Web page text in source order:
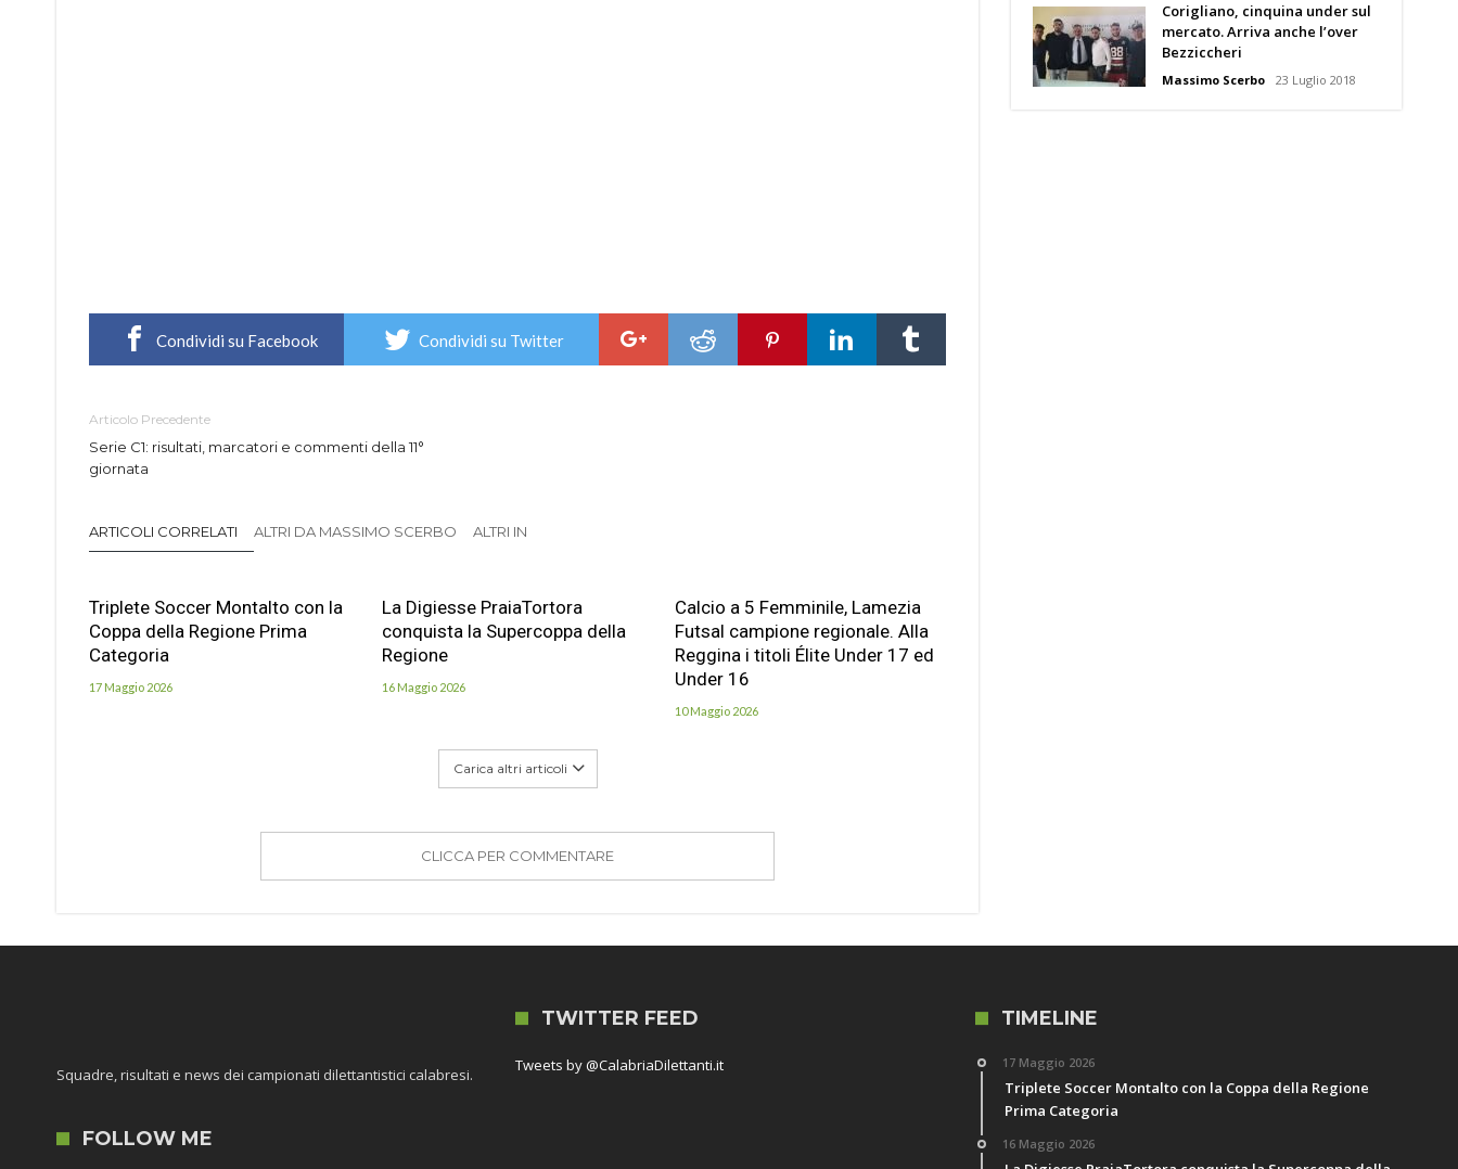
Condividi su Facebook Condividi su Twitter
Articolo Precedente
Serie C1: risultati, marcatori e commenti della 11°
giornata
ARTICOLI CORRELATI ALTRI DA MASSIMO SCERBO ALTRI IN
Triplete Soccer Montalto con la
Coppa della Regione Prima
Categoria
17 Maggio 2026
La Digiesse PraiaTortora
conquista la Supercoppa della
Regione
16 Maggio 2026
Calcio a 5 Femminile, Lamezia
Futsal campione regionale. Alla
Reggina i titoli Élite Under 17 ed
Under 16
10 Maggio 2026
Carica altri articoli
CLICCA PER COMMENTARE
Corigliano, cinquina under sul
mercato. Arriva anche l’over
Bezziccheri
Massimo Scerbo 23 Luglio 2018
Squadre, risultati e news dei campionati dilettantistici calabresi.
FOLLOW ME
TWITTER FEED
Tweets by @CalabriaDilettanti.it
TIMELINE
17 Maggio 2026
Triplete Soccer Montalto con la Coppa della Regione
Prima Categoria
16 Maggio 2026